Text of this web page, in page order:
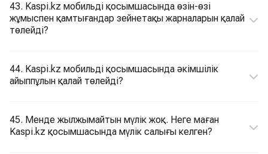
43. Kaspi.kz мобильді қосымшасында өзін-өзі
жұмыспен қамтығандар зейнетақы жарналарын қалай
төлейді?
44. Kaspi.kz мобильді қосымшасында әкімшілік
айыппұлын қалай төлейді?
45. Менде жылжымайтын мүлік жоқ. Неге маған
Kaspi.kz қосымшасында мүлік салығы келген?